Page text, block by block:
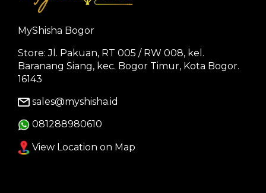
MyShisha Bogor
Store: Jl. Pakuan, RT 005 / RW 008, kel.
Baranang Siang, kec. Bogor Timur, Kota Bogor.
16143
sales@myshisha.id
081288980610
View Location on Map